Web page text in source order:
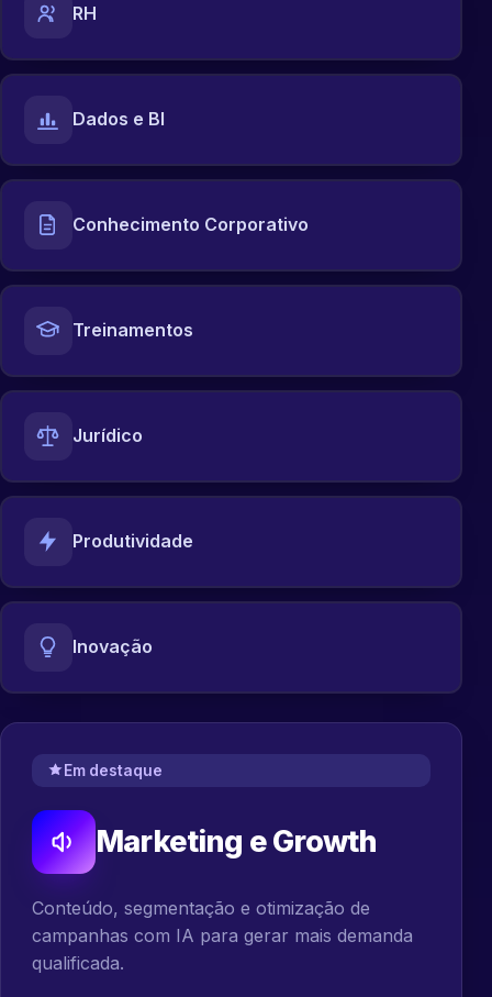
RH
Dados e BI
Conhecimento Corporativo
Treinamentos
Jurídico
Produtividade
Inovação
Em destaque
Marketing e Growth
Conteúdo, segmentação e otimização de
campanhas com IA para gerar mais demanda
qualificada.